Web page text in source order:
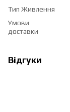
Тип Живлення
Умови
доставки
Відгуки